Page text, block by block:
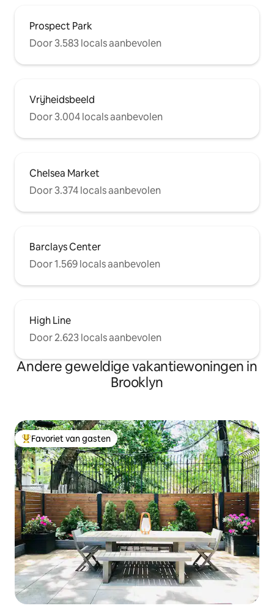
Prospect Park
Door 3.583 locals aanbevolen
Vrijheidsbeeld
Door 3.004 locals aanbevolen
Chelsea Market
Door 3.374 locals aanbevolen
Barclays Center
Door 1.569 locals aanbevolen
High Line
Door 2.623 locals aanbevolen
Andere geweldige vakantiewoningen in
Brooklyn
Topfavoriet van gasten
Favoriet van gasten